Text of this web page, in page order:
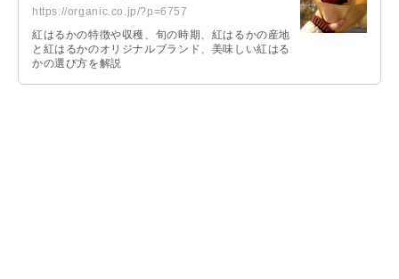
https://organic.co.jp/?p=6757
紅はるかの特徴や収穫、旬の時期、紅はるかの産地
と紅はるかのオリジナルブランド、美味しい紅はる
かの選び方を解説